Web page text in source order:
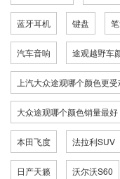
蓝牙耳机 键盘
汽车音响 途观越野车
上汽大众途观哪个颜色更受
大众途观哪个颜色销量最好
本田飞度 法拉利SUV
日产天籁 沃尔沃S60